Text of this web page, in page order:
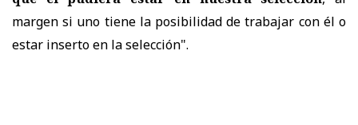
margen si uno tiene la posibilidad de trabajar con él o
estar inserto en la selección".